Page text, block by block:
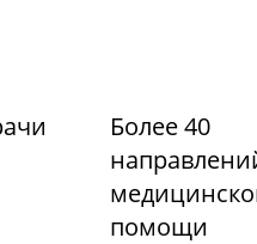
Более 40
помощи